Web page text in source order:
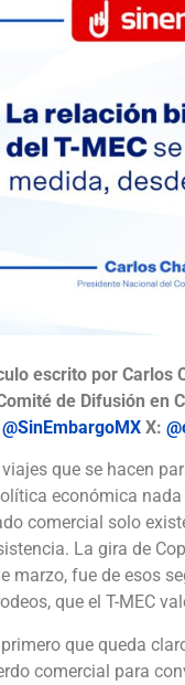
escrito por Carlos
de Difusión en
@SinEmbargoMX X:
viajes que se hacen
económica
comercial solo
La gira de
marzo, fue de esos
que el T-MEC
que queda
comercial para